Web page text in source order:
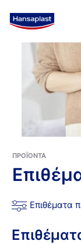
ΠΡΟΪΌΝΤΑ
Επιθέματα